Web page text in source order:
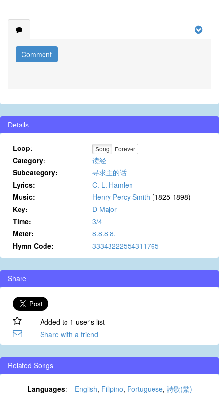
Comment
Details
Loop: Song Forever
Category:
读经
Subcategory:
寻求主的话
Lyrics:
C. L. Hamlen
Music:
Henry Percy Smith (1825-1898)
Key:
D Major
Time:
3/4
Meter:
8.8.8.8.
Hymn Code:
33343222554311765
Share
Added to 1 user's list
Share with a friend
Related Songs
Languages: English, Filipino, Portuguese, 詩歌(繁)